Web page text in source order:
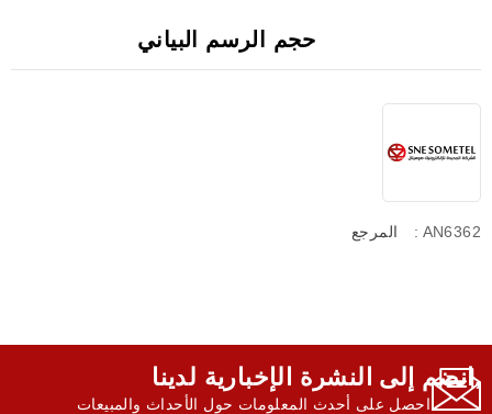
حجم الرسم البياني
المرجع : AN6362
انضم إلى النشرة الإخبارية لدينا,
احصل على أحدث المعلومات حول الأحداث والمبيعات